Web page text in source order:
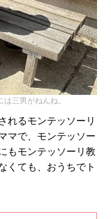
三男がねんね。
れるモンテッソーリ
マで、モンテッソー
もモンテッソーリ教
くても、おうちでト